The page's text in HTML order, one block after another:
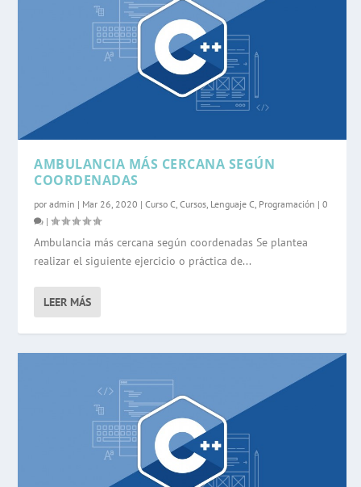
AMBULANCIA MÁS CERCANA SEGÚN
COORDENADAS
poradmin | Mar 26, 2020 |Curso C ,Cursos Lenguaje C Programación |0
|
Ambulancia más cercana según coordenadas Se plantea
realizar el siguiente ejercicio o práctica de...
LEER MÁS